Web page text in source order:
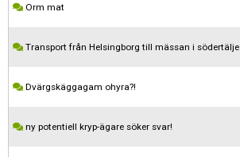
Orm mat
Transport från Helsingborg till mässan i södertälje
Dvärgskäggagam ohyra?!
ny potentiell kryp-ägare söker svar!